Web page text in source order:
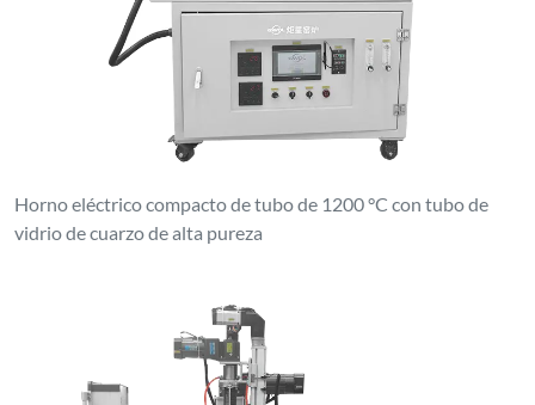
Horno eléctrico compacto de tubo de 1200 °C con tubo de
vidrio de cuarzo de alta pureza